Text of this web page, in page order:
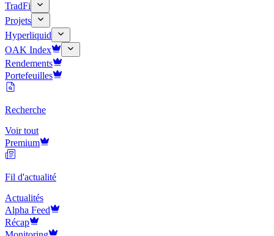
TradFi
Projets
Hyperliquid
OAK Index
Rendements
Portefeuilles
Recherche
Voir tout
Premium
Fil d'actualité
Actualités
Alpha Feed
Récap